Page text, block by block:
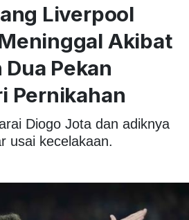
Liverpool
Akibat
Pekan
Pernikahan
Diogo Jota dan adiknya
usai kecelakaan.